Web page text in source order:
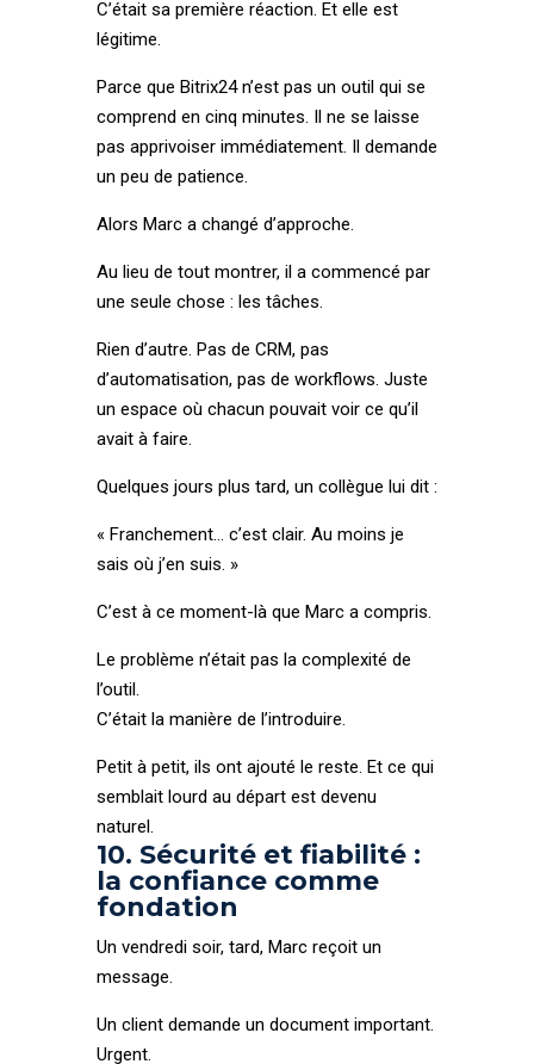
C’était sa première réaction. Et elle est
légitime.
Parce que Bitrix24 n’est pas un outil qui se
comprend en cinq minutes. Il ne se laisse
pas apprivoiser immédiatement. Il demande
un peu de patience.
Alors Marc a changé d’approche.
Au lieu de tout montrer, il a commencé par
une seule chose : les tâches.
Rien d’autre. Pas de CRM, pas
d’automatisation, pas de workflows. Juste
un espace où chacun pouvait voir ce qu’il
avait à faire.
Quelques jours plus tard, un collègue lui dit :
« Franchement… c’est clair. Au moins je
sais où j’en suis. »
C’est à ce moment-là que Marc a compris.
Le problème n’était pas la complexité de
l’outil.
C’était la manière de l’introduire.
Petit à petit, ils ont ajouté le reste. Et ce qui
semblait lourd au départ est devenu
naturel.
10. Sécurité et fiabilité :
la confiance comme
fondation
Un vendredi soir, tard, Marc reçoit un
message.
Un client demande un document important.
Urgent.